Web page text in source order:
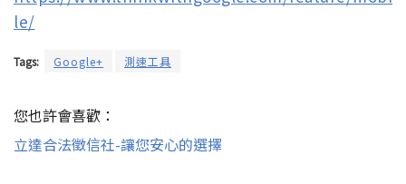
le/
Tags: Google+ 測速工具
您也許會喜歡：
立達合法徵信社-讓您安心的選擇